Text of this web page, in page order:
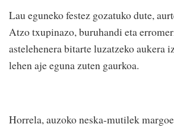
Lau eguneko festez gozatuko dute,
Atzo txupinazo, buruhandi eta
astelehenera bitarte luzatzeko aukera
lehen aje eguna zuten gaurkoa.
Horrela, auzoko neska-mutilek